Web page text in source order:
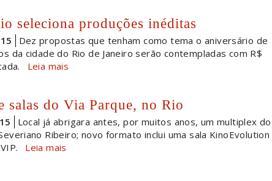
seleciona produções inéditas
Dez propostas que tenham como tema o aniversário de
da cidade do Rio de Janeiro serão contempladas com R$
Leia mais
salas do Via Parque, no Rio
Local já abrigara antes, por muitos anos, um multiplex do
Ribeiro; novo formato inclui uma sala KinoEvolution
Leia mais